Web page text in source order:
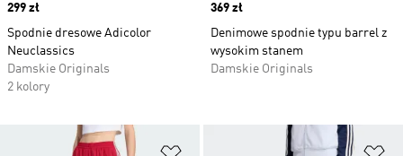
Price
299 zł
Spodnie dresowe Adicolor
Neuclassics
Damskie Originals
2 kolory
Price
369 zł
Denimowe spodnie typu barrel z
wysokim stanem
Damskie Originals
Dodaj do listy życzeń